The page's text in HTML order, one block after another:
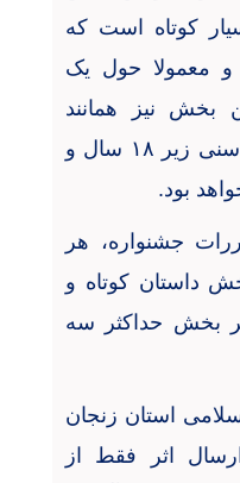
کوتاه است که
و معمولا حول یک
بخش نیز همانند
زیر ۱۸ سال و
بود.
جشنواره، هر
داستان کوتاه و
بخش حداکثر سه
استان زنجان
اثر فقط از